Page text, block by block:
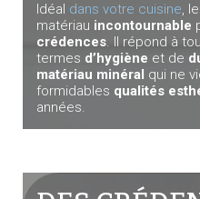
Idéal dans votre cuisine,
matériau incontournable
crédences. Il répond à
termes d’hygiène et de
matériau minéral qui ne
formidables qualités
années.